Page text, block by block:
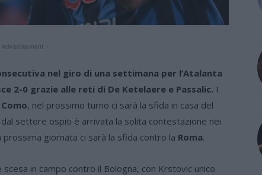
Advertisement -
nel giro di una settimana per l’Atalanta
2-0 grazie alle reti di De Ketelaere e Passalic. I
, nel prossimo turno ci sarà la sfida in casa del
settore ospiti è arrivata la solita contestazione nei
prossima giornata ci sarà la sfida contro la Roma.
in campo contro il Bologna, con Krstovic unico